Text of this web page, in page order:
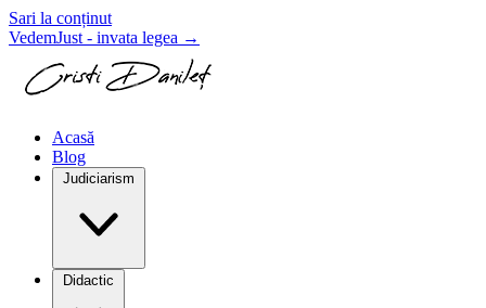
Sari la conținut
VedemJust - invata legea →
Acasă
Blog
Judiciarism
Didactic